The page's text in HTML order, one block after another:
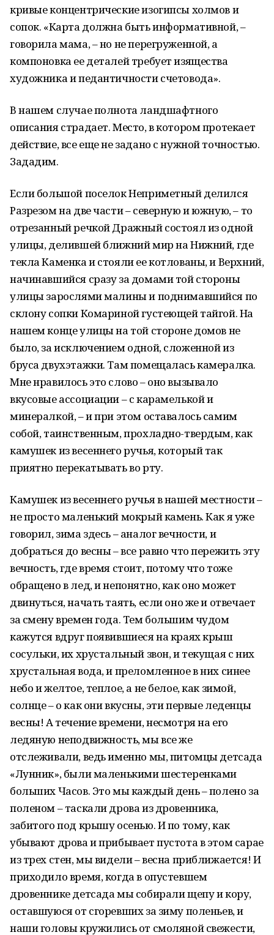
кривые концентрические изогипсы холмов и
сопок. «Карта должна быть информативной, –
говорила мама, – но не перегруженной, а
компоновка ее деталей требует изящества
художника и педантичности счетовода».
В нашем случае полнота ландшафтного
описания страдает. Место, в котором протекает
действие, все еще не задано с нужной точностью.
Зададим.
Если большой поселок Неприметный делился
Разрезом на две части – северную и южную, – то
отрезанный речкой Дражный состоял из одной
улицы, делившей ближний мир на Нижний, где
текла Каменка и стояли ее котлованы, и Верхний,
начинавшийся сразу за домами той стороны
улицы зарослями малины и поднимавшийся по
склону сопки Комариной густеющей тайгой. На
нашем конце улицы на той стороне домов не
было, за исключением одной, сложенной из
бруса двухэтажки. Там помещалась камералка.
Мне нравилось это слово – оно вызывало
вкусовые ассоциации – с карамелькой и
минералкой, – и при этом оставалось самим
собой, таинственным, прохладно-твердым, как
камушек из весеннего ручья, который так
приятно перекатывать во рту.
Камушек из весеннего ручья в нашей местности –
не просто маленький мокрый камень. Как я уже
говорил, зима здесь – аналог вечности, и
добраться до весны – все равно что пережить эту
вечность, где время стоит, потому что тоже
обращено в лед, и непонятно, как оно может
двинуться, начать таять, если оно же и отвечает
за смену времен года. Тем большим чудом
кажутся вдруг появившиеся на краях крыш
сосульки, их хрустальный звон, и текущая с них
хрустальная вода, и преломленное в них синее
небо и желтое, теплое, а не белое, как зимой,
солнце – о как они вкусны, эти первые леденцы
весны! А течение времени, несмотря на его
ледяную неподвижность, мы все же
отслеживали, ведь именно мы, питомцы детсада
«Лунник», были маленькими шестеренками
больших Часов. Это мы каждый день – полено за
поленом – таскали дрова из дровенника,
забитого под крышу осенью. И по тому, как
убывают дрова и прибывает пустота в этом сарае
из трех стен, мы видели – весна приближается! И
приходило время, когда в опустевшем
дровеннике детсада мы собирали щепу и кору,
оставшуюся от сгоревших за зиму поленьев, и
наши головы кружились от смоляной свежести,